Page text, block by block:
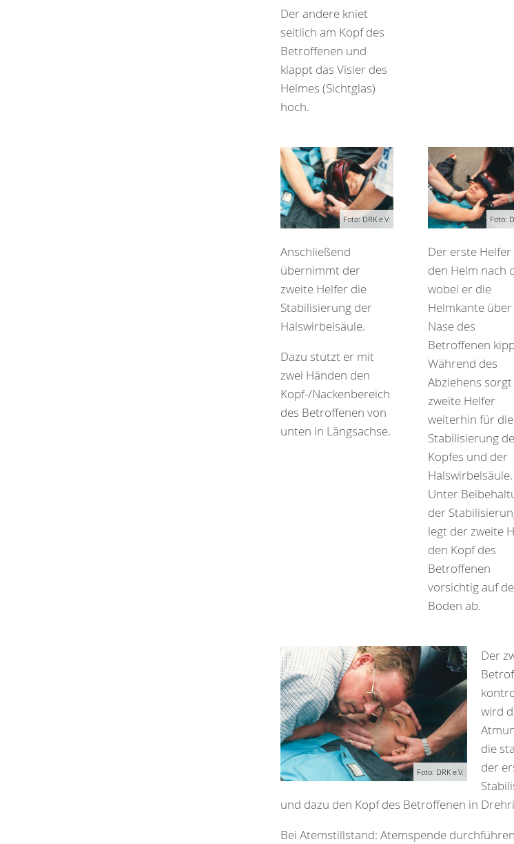
Der andere kniet
seitlich am Kopf des
Betroffenen und
klappt das Visier des
Helmes (Sichtglas)
hoch.
Foto: DRK e.V.
Anschließend
übernimmt der
zweite Helfer die
Stabilisierung der
Halswirbelsäule.
Dazu stützt er mit
zwei Händen den
Kopf-/Nackenbereich
des Betroffenen von
unten in Längsachse.
Foto:
Der erste
den Helm nach
wobei er die
Helmkante
Nase des
Betroffenen
Während des
Abziehens
zweite Helfer
weiterhin für die
Stabilisierung
Kopfes und der
Halswirbelsäule.
Unter
der
legt der zweite
den Kopf des
Betroffenen
vorsichtig auf
Boden ab.
Foto: DRK e.V.
Der
wird
die
der
und dazu den Kopf des Betroffenen in
Bei Atemstillstand: Atemspende